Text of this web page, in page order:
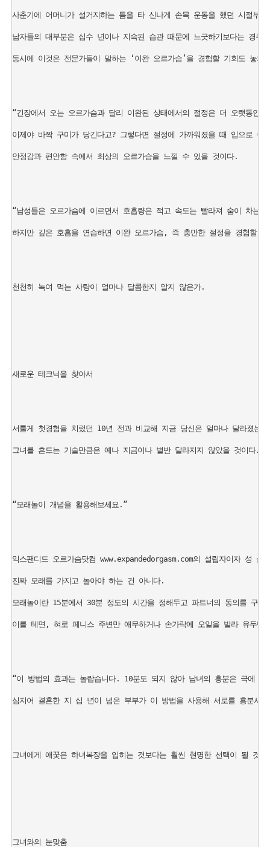
사춘기에 어머니가 설거지하는 틈을 타 신나게 손목 운동을 했던 시절부
남자들의 대부분은 십수 년이나 지속된 습관 때문에 느긋하기보다는 경
동시에 이것은 전문가들이 말하는 ‘이완 오르가슴’을 경험할 기회도 놓치
“긴장에서 오는 오르가슴과 달리 이완된 상태에서의 절정은 더 오랫동
이제야 바짝 구미가 당긴다고? 그렇다면 절정에 가까워졌을 때 입으로
안정감과 편안함 속에서 최상의 오르가슴을 느낄 수 있을 것이다.
“남성들은 오르가슴에 이르면서 호흡량은 적고 속도는 빨라져 숨이 차는
하지만 깊은 호흡을 연습하면 이완 오르가슴, 즉 충만한 절정을 경험할
천천히 녹여 먹는 사탕이 얼마나 달콤한지 알지 않은가.
새로운 테크닉을 찾아서
서툴게 첫경험을 치렀던 10년 전과 비교해 지금 당신은 얼마나 달라졌
그녀를 흔드는 기술만큼은 예나 지금이나 별반 달라지지 않았을 것이다.
“모래놀이 개념을 활용해보세요.”
익스팬디드 오르가슴닷컴 www.expandedorgasm.com의 설립자이자 성
진짜 모래를 가지고 놀아야 하는 건 아니다.
모래놀이란 15분에서 30분 정도의 시간을 정해두고 파트너의 동의를 구
이를 테면, 혀로 페니스 주변만 애무하거나 손가락에 오일을 발라 유두만
“이 방법의 효과는 놀랍습니다. 10분도 되지 않아 남녀의 흥분은 극에
심지어 결혼한 지 십 년이 넘은 부부가 이 방법을 사용해 서로를 흥분시
그녀에게 애꿎은 하녀복장을 입히는 것보다는 훨씬 현명한 선택이 될 것이
그녀와의 눈맞춤